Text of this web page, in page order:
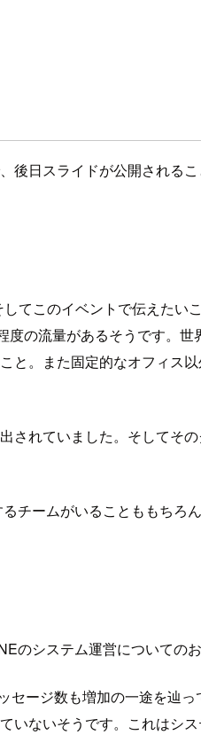
後日スライドが公開され
てこのイベントで伝えたい
の流量があるそうです。
と。また固定的なオフィス
されていました。そして
チームがいることももち
のシステム運営についてのお
ージ数も増加の一途を辿
いないそうです。これは